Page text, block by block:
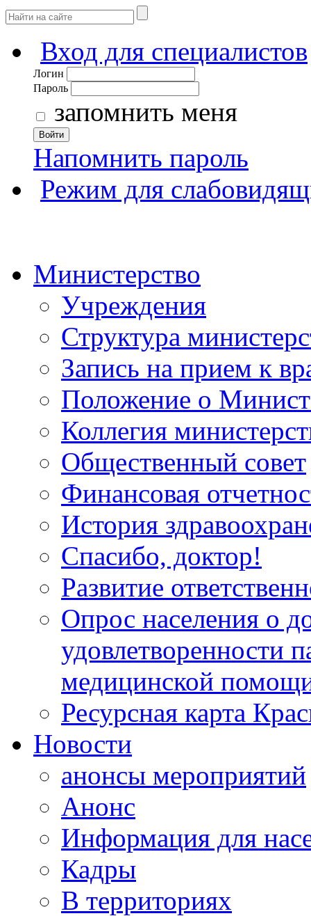
Вход для специалистов
Логин
Пароль
запомнить меня
Войти
Напомнить пароль
Режим для
Министерство
Учреждения
Структура
Запись на прием к
Положение о
Коллегия
Общественный совет
Финансовая
История
Спасибо, доктор!
Развитие
Опрос населения о
удовлетворенности
медицинской
Ресурсная карта
Новости
анонсы мероприятий
Анонс
Информация для
Кадры
В территориях